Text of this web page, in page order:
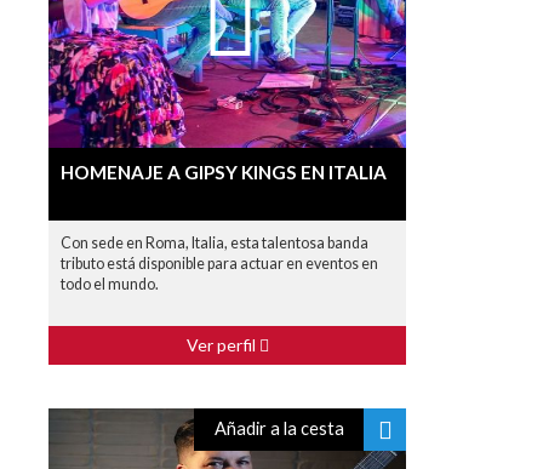
HOMENAJE A GIPSY KINGS EN ITALIA
Con sede en Roma, Italia, esta talentosa banda
tributo está disponible para actuar en eventos en
todo el mundo.
Ver perfil
Añadir a la cesta